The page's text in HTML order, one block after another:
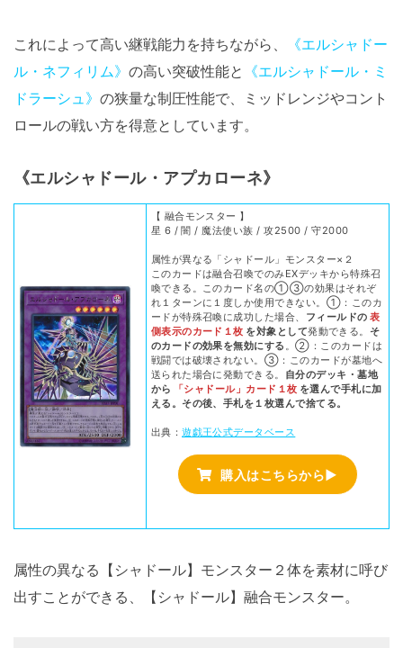
これによって高い継戦能力を持ちながら、
《エルシャドー
ル・ネフィリム》 の高い突破性能と 《エルシャドール・ミ
ドラーシュ》 の狭量な制圧性能で、ミッドレンジやコント
ロールの戦い方を得意としています。
《エルシャドール・アプカローネ》
【 融合モンスター 】
星 6 / 闇 / 魔法使い族 / 攻2500 / 守2000
属性が異なる「シャドール」モンスター×２
このカードは融合召喚でのみEXデッキから特殊召
喚できる。このカード名の①③の効果はそれぞ
れ１ターンに１度しか使用できない。①：このカ
ードが特殊召喚に成功した場合、 フィールドの 表
側表示のカード１枚 を対象として発動できる。 そ
のカードの効果を無効にする 。②：このカードは
戦闘では破壊されない。③：このカードが墓地へ
送られた場合に発動できる。 自分のデッキ・墓地
から
「シャドール」カード１枚 を選んで手札に加
える。その後、手札を１枚選んで捨てる。
出典：遊戯王公式データベース
購入はこちらから▶
属性の異なる【シャドール】モンスター２体を素材に呼び
出すことができる、【シャドール】融合モンスター。